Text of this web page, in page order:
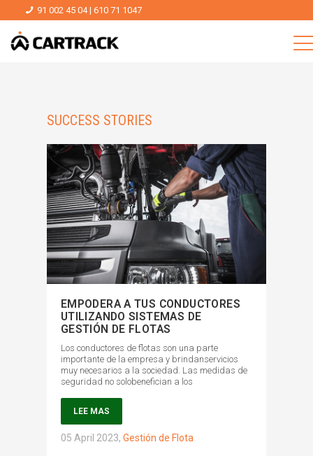
91 002 45 04|610 71 1047
SUCCESS STORIES
EMPODERA A TUS CONDUCTORES
UTILIZANDO SISTEMAS DE
GESTIÓN DE FLOTAS
Los conductores de flotas son una parte
importante de la empresa y brindanservicios
muy necesarios a la sociedad. Las medidas de
seguridad no solobenefician a los
LEE MAS
05 April 2023, Gestión de Flota